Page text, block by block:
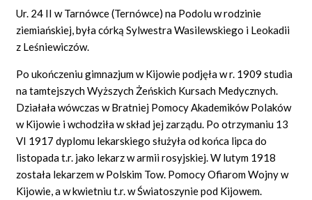
DYSKUSJA
Mapa
Ur. 24 II w Tarnówce (Ternówce) na Podolu w rodzinie
ziemiańskiej, była córką Sylwestra Wasilewskiego i Leokadii
z Leśniewiczów.
Po ukończeniu gimnazjum w Kijowie podjęła w r. 1909 studia
na tamtejszych Wyższych Żeńskich Kursach Medycznych.
Działała wówczas w Bratniej Pomocy Akademików Polaków
w Kijowie i wchodziła w skład jej zarządu. Po otrzymaniu 13
VI 1917 dyplomu lekarskiego służyła od końca lipca do
listopada t.r. jako lekarz w armii rosyjskiej. W lutym 1918
została lekarzem w Polskim Tow. Pomocy Ofiarom Wojny w
Kijowie, a w kwietniu t.r. w Światoszynie pod Kijowem.